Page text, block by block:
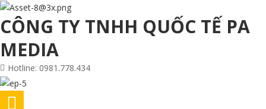
CÔNG TY TNHH QUỐC TẾ PA
MEDIA
Hotline: 0981.778.434